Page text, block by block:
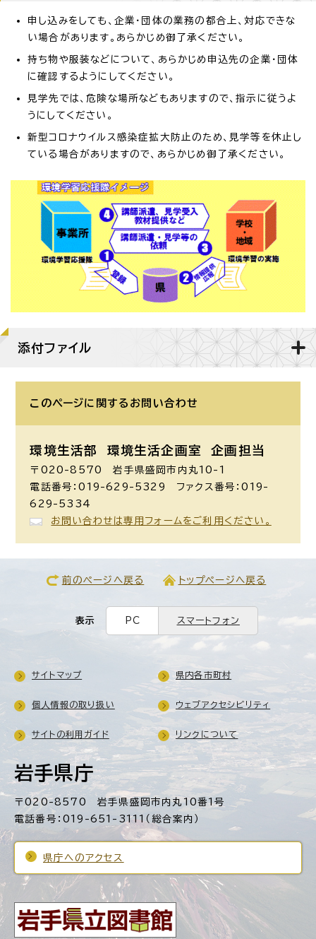
申し込みをしても、企業・団体の業務の都合上、対応できな
い場合があります。あらかじめ御了承ください。
持ち物や服装などについて、あらかじめ申込先の企業・団体
に確認するようにしてください。
見学先では、危険な場所などもありますので、指示に従うよ
うにしてください。
新型コロナウイルス感染症拡大防止のため、見学等を休止し
ている場合がありますので、あらかじめ御了承ください。
添付ファイル
このページに関する お問い合わせ
環境生活部 環境生活企画室 企画担当
〒020-8570 岩手県盛岡市内丸10-1
電話番号：019-629-5329 ファクス番号：019-
629-5334
お問い合わせは専用フォームをご利用ください。
前のページへ戻る トップページへ戻る
表示 PC スマートフォン
岩手県庁
〒020-8570 岩手県盛岡市内丸10番1号
電話番号：019-651-3111（総合案内）
県庁へのアクセス
サイトマップ 県内各市町村
個人情報の取り扱い ウェブアクセシビリティ
サイトの利用ガイド リンクについて